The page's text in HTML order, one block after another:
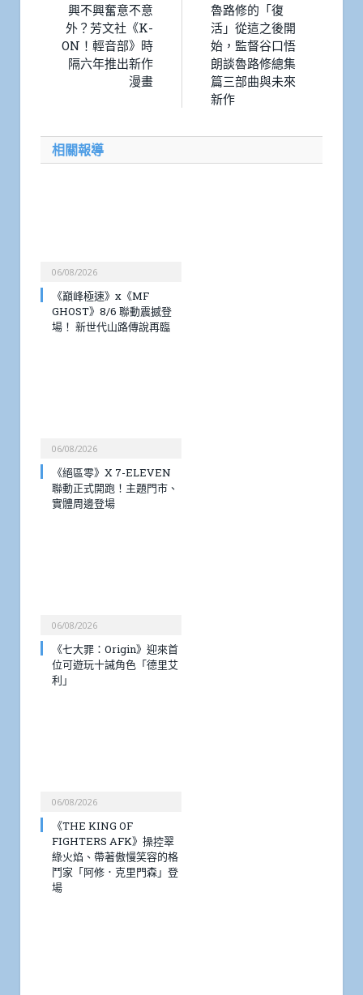
興不興奮意不意
外？芳文社《K-
ON！輕音部》時
隔六年推出新作
漫畫
魯路修的「復
活」從這之後開
始，監督谷口悟
朗談魯路修總集
篇三部曲與未來
新作
相關報導
06/08/2026
《巔峰極速》x《MF
GHOST》8/6 聯動震撼登
場！ 新世代山路傳說再臨
06/08/2026
《絕區零》X 7-ELEVEN
聯動正式開跑！主題門市、
實體周邊登場
06/08/2026
《七大罪：Origin》迎來首
位可遊玩十誡角色「德里艾
利」
06/08/2026
《THE KING OF
FIGHTERS AFK》操控翠
綠火焰、帶著傲慢笑容的格
鬥家「阿修．克里門森」登
場